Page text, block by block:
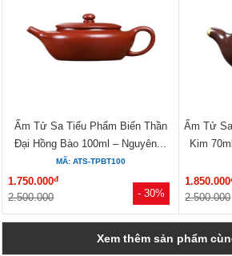
- 30%
Ấm Tử Sa Tiểu Phẩm Biển Thần
Đại Hồng Bào 100ml – Nguyên...
MÃ: ATS-TPBT100
1.750.000đ
2.500.000
Ấm Tử
Kim
1.850.000
2.500.000
Xem thêm sản phẩm